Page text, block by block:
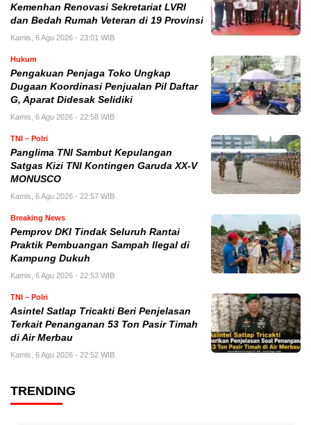
Kemenhan Renovasi Sekretariat LVRI
dan Bedah Rumah Veteran di 19 Provinsi
Kamis, 6 Agu 2026 - 23:01 WIB
Hukum
Pengakuan Penjaga Toko Ungkap
Dugaan Koordinasi Penjualan Pil Daftar
G, Aparat Didesak Selidiki
Kamis, 6 Agu 2026 - 22:58 WIB
TNI – Polri
Panglima TNI Sambut Kepulangan
Satgas Kizi TNI Kontingen Garuda XX-V
MONUSCO
Kamis, 6 Agu 2026 - 22:57 WIB
Breaking News
Pemprov DKI Tindak Seluruh Rantai
Praktik Pembuangan Sampah Ilegal di
Kampung Dukuh
Kamis, 6 Agu 2026 - 22:53 WIB
TNI – Polri
Asintel Satlap Tricakti Beri Penjelasan
Terkait Penanganan 53 Ton Pasir Timah
di Air Merbau
Kamis, 6 Agu 2026 - 22:52 WIB
TRENDING